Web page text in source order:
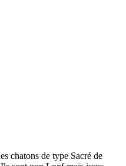
chatons de type Sacré de